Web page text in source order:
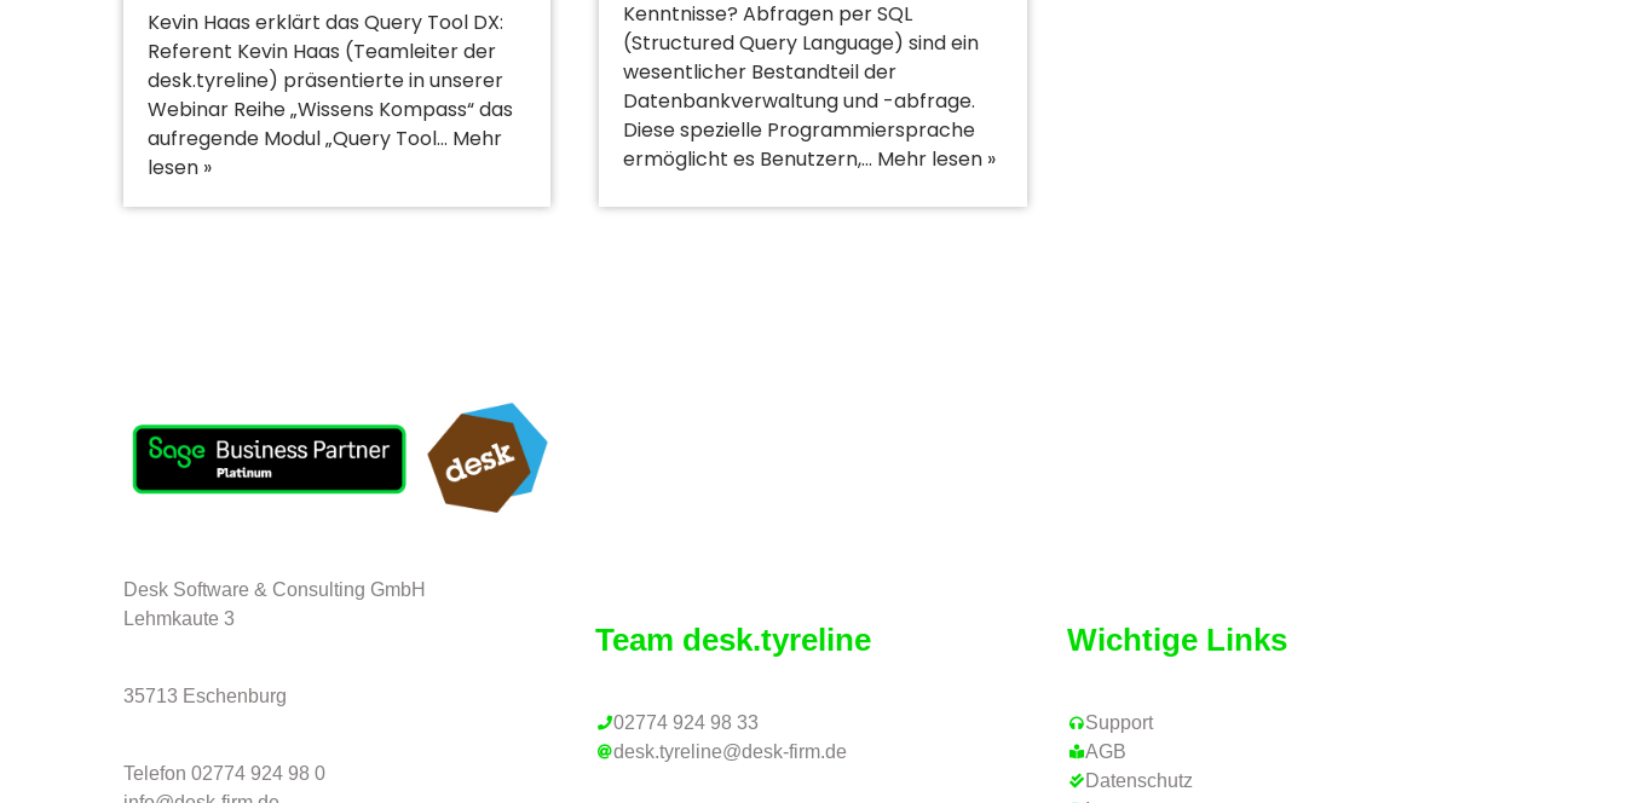
Kevin Haas erklärt das Query Tool DX:
Referent Kevin Haas (Teamleiter der
desk.tyreline) präsentierte in unserer
Webinar Reihe „Wissens Kompass“ das
aufregende Modul „Query Tool… Mehr
lesen »
Kenntnisse? Abfragen per SQL
(Structured Query Language) sind ein
wesentlicher Bestandteil der
Datenbankverwaltung und -abfrage.
Diese spezielle Programmiersprache
ermöglicht es Benutzern,… Mehr lesen »
Desk Software & Consulting GmbH
Lehmkaute 3
35713 Eschenburg
Telefon 02774 924 98 0
Team desk.tyreline
02774 924 98 33
desk.tyreline@desk-firm.de
Wichtige Links
Support
AGB
Datenschutz